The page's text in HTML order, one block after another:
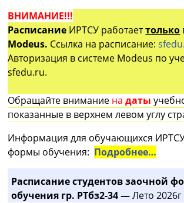
ВНИМАНИЕ!!!
Расписание ИРТСУ работаеттолько
Modeus. Ссылка на расписание:
Авторизация в системе Modeus по
sfedu.ru.
Обращайте внимание на даты
показанные в верхнем левом углу
Информация для обучающихся
формы обучения: Подробнее…
Расписание студентов заочной
обучения гр. РТбз2-34 —Лето 2026г